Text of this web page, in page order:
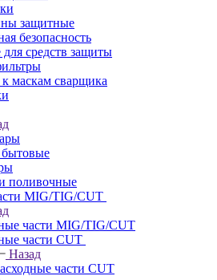
защитные
безопасность
средств защиты
маскам сварщика
поливочные
MIG/TIG/CUT
части MIG/TIG/CUT
части CUT
Назад
части CUT